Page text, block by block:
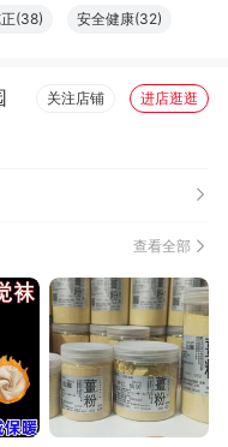
(38) 安全健康(32)
清洁干净(11)
(9)
关注店铺 进店逛逛
查看全部